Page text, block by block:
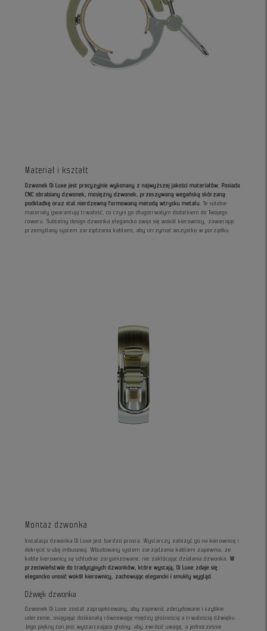
Materiał i kształt
Dzwonek Oi Luxe jest precyzyjnie wykonany z najwyższej jakości materiałów. Posiada
CNC obrabiany dzwonek, mosiężny dzwonek, przeszywaną wegańską skórzaną
podkładkę oraz stal nierdzewną formowaną metodą wtrysku metalu. Te solidne
materiały gwarantują trwałość, co czyni go długotrwałym dodatkiem do Twojego
roweru. Subtelny design dzwonka elegancko owija się wokół kierownicy, zawierając
przemyślany system zarządzania kablami, aby utrzymać wszystko w porządku.
Montaż dzwonka
Instalacja dzwonka Oi Luxe jest bardzo prosta. Wystarczy założyć go na kierownicę i
dokręcić śrubę imbusową. Wbudowany system zarządzania kablami zapewnia, że
kable kierownicy są schludnie zorganizowane, nie zakłócając działania dzwonka.W
przeciwieństwie do tradycyjnych dzwonków, które wystają, Oi Luxe zdaje się
elegancko unosić wokół kierownicy, zachowując elegancki i smukły wygląd.
Dźwięk dzwonka
Dzwonek Oi Luxe został zaprojektowany, aby zapewnić zdecydowane i szybkie
uderzenie, osiągając doskonałą równowagę między głośnością a trwałością dźwięku.
Jego piękny ton jest wystarczająco głośny, aby zwrócić uwagę, a jednocześnie